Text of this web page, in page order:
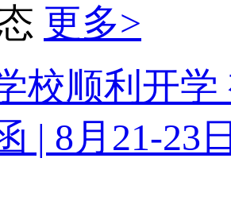
更多>
校顺利开
| 8月21-23